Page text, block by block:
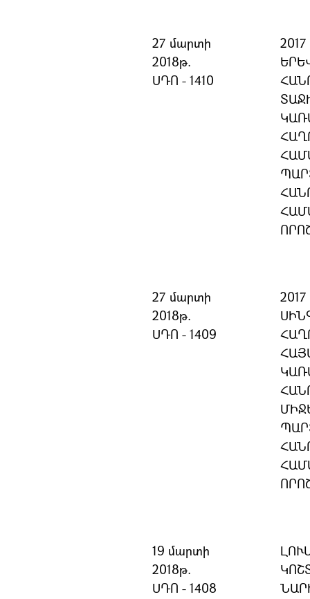
27 մարտի
2018թ.
ՍԴՈ - 1410
27 մարտի
2018թ.
ՍԴՈ - 1409
19 մարտի
2018թ.
ՍԴՈ - 1408